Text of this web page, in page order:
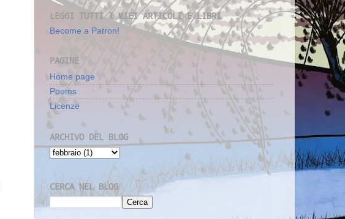
LEGGI TUTTI I MIEI ARTICOLI E LIBRI
Become a Patron!
PAGINE
Home page
Poems
Licenze
ARCHIVO DEL BLOG
CERCA NEL BLOG